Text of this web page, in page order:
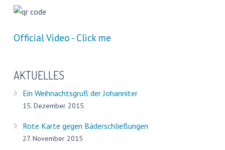
Official Video - Click me
AKTUELLES
Ein Weihnachtsgruß der Johanniter
15. Dezember 2015
Rote Karte gegen Bäderschließungen
27. November 2015